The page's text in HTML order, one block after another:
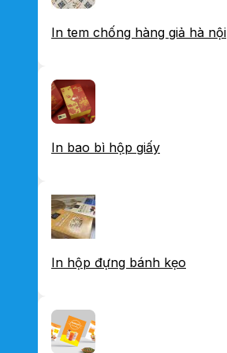
In tem chống hàng giả hà nội
In bao bì hộp giấy
In hộp đựng bánh kẹo